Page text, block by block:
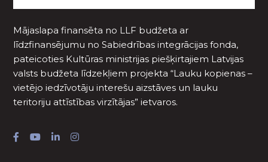
Mājaslapa finansēta no LLF budžeta ar
līdzfinansējumu no Sabiedrības integrācijas fonda,
pateicoties Kultūras ministrijas piešķirtajiem Latvijas
valsts budžeta līdzekļiem projekta “Lauku kopienas –
vietējo iedzīvotāju interešu aizstāves un lauku
teritoriju attīstības virzītājas” ietvaros.